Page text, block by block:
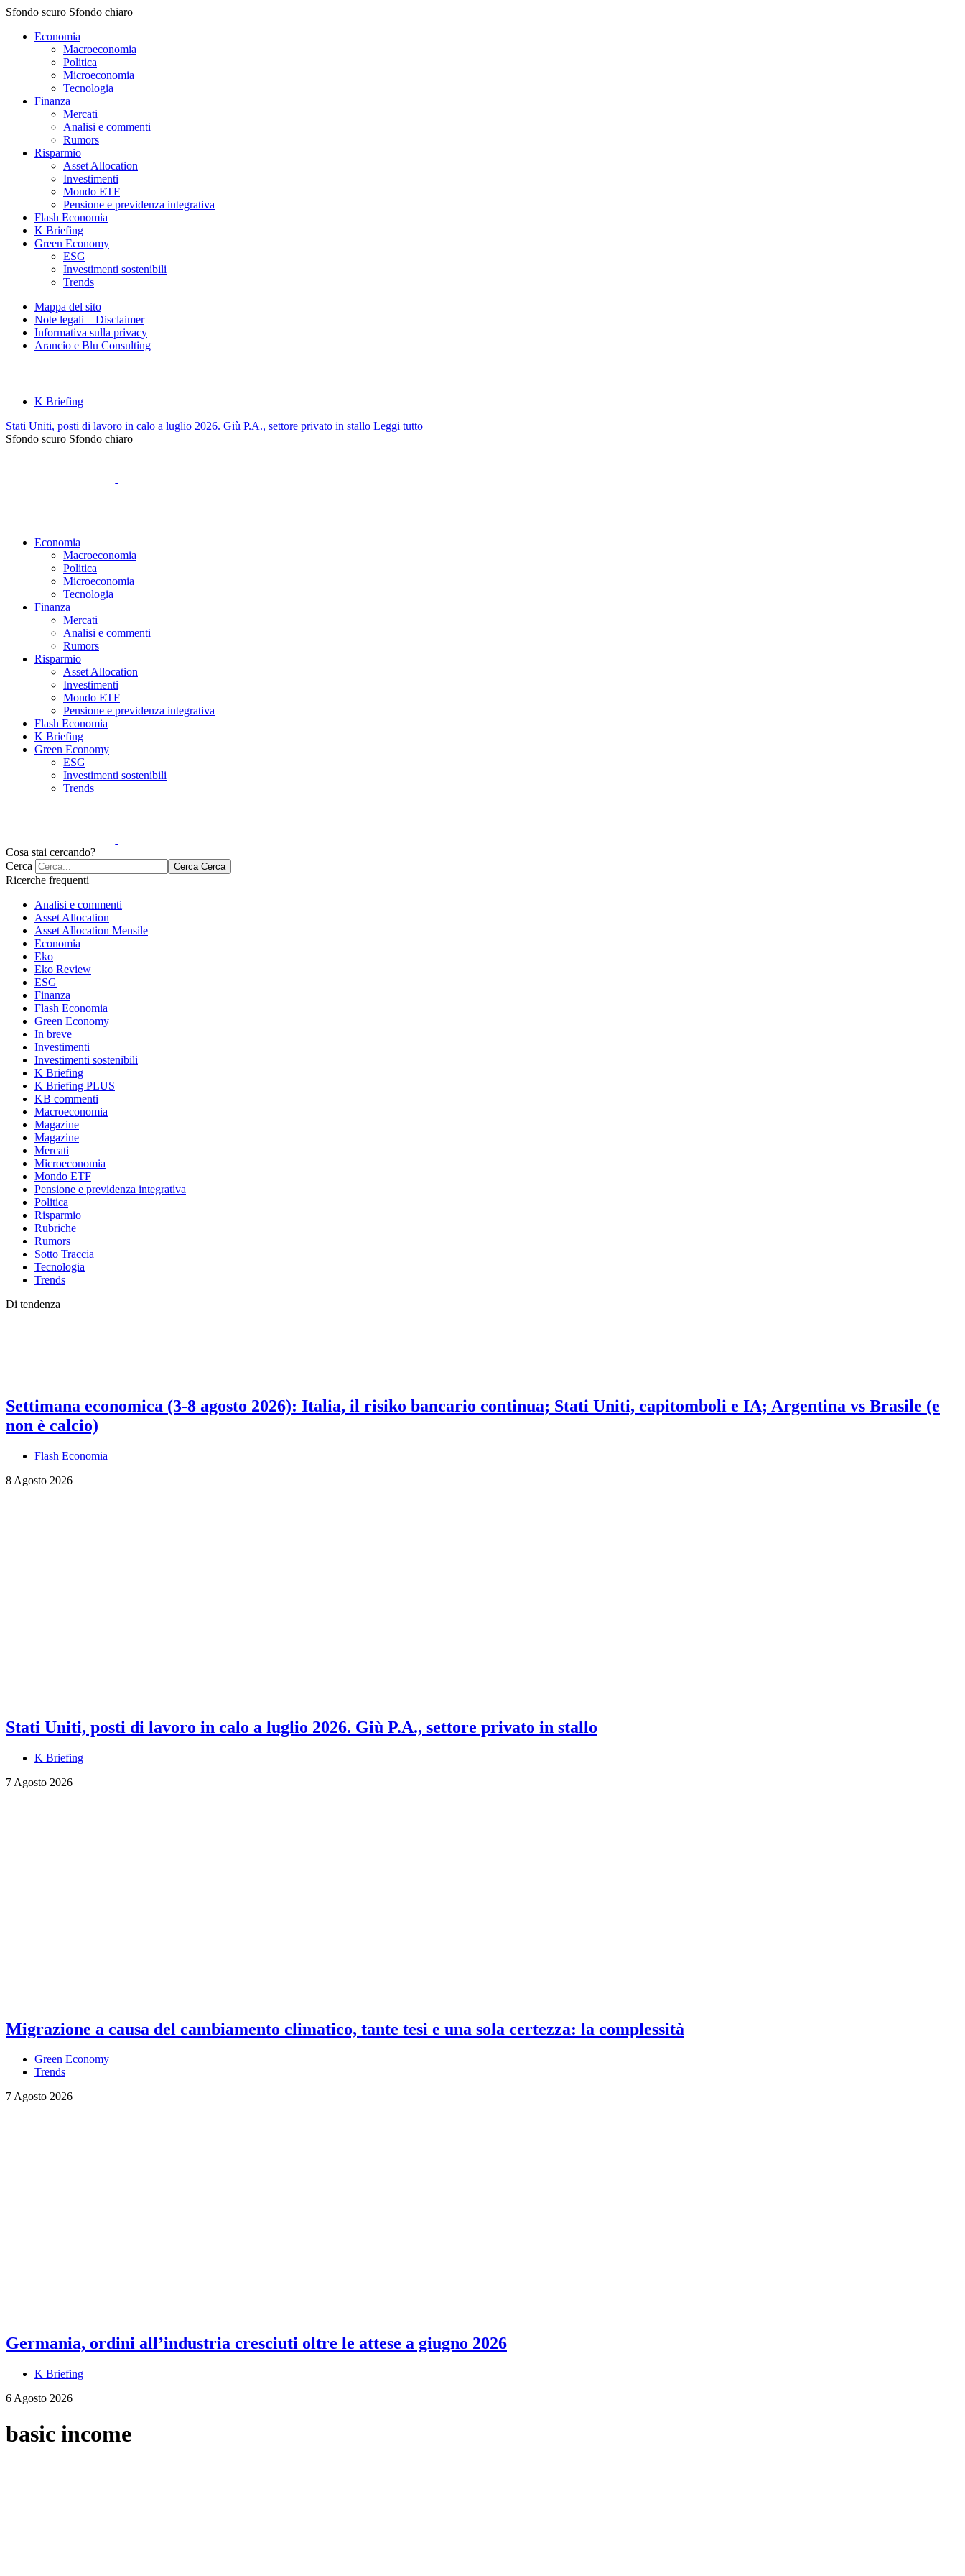
Sfondo scuro Sfondo chiaro
Economia
Macroeconomia
Politica
Microeconomia
Tecnologia
Finanza
Mercati
Analisi e commenti
Rumors
Risparmio
Asset Allocation
Investimenti
Mondo ETF
Pensione e previdenza integrativa
Flash Economia
K Briefing
Green Economy
ESG
Investimenti sostenibili
Trends
Mappa del sito
Note legali – Disclaimer
Informativa sulla privacy
Arancio e Blu Consulting
K Briefing
Stati Uniti, posti di lavoro in calo a luglio 2026. Giù P.A., settore privato in stallo Leggi tutto
Sfondo scuro Sfondo chiaro
Economia
Macroeconomia
Politica
Microeconomia
Tecnologia
Finanza
Mercati
Analisi e commenti
Rumors
Risparmio
Asset Allocation
Investimenti
Mondo ETF
Pensione e previdenza integrativa
Flash Economia
K Briefing
Green Economy
ESG
Investimenti sostenibili
Trends
Cosa stai cercando?
Cerca
Cerca Cerca
Ricerche frequenti
Analisi e commenti
Asset Allocation
Asset Allocation Mensile
Economia
Eko
Eko Review
ESG
Finanza
Flash Economia
Green Economy
In breve
Investimenti
Investimenti sostenibili
K Briefing
K Briefing PLUS
KB commenti
Macroeconomia
Magazine
Magazine
Mercati
Microeconomia
Mondo ETF
Pensione e previdenza integrativa
Politica
Risparmio
Rubriche
Rumors
Sotto Traccia
Tecnologia
Trends
Di tendenza
Settimana economica (3-8 agosto 2026): Italia, il risiko bancario continua; Stati Uniti, capitomboli e IA; Argentina vs Brasile (e
non è calcio)
Flash Economia
8 Agosto 2026
Stati Uniti, posti di lavoro in calo a luglio 2026. Giù P.A., settore privato in stallo
K Briefing
7 Agosto 2026
Migrazione a causa del cambiamento climatico, tante tesi e una sola certezza: la complessità
Green Economy
Trends
7 Agosto 2026
Germania, ordini all’industria cresciuti oltre le attese a giugno 2026
K Briefing
6 Agosto 2026
basic income